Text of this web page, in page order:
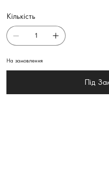
Кількість
На замовлення
Під